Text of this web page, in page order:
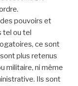
pouvoirs et
tel ou tel
ce sont
plus retenus
militaire, ni même
Ils sont